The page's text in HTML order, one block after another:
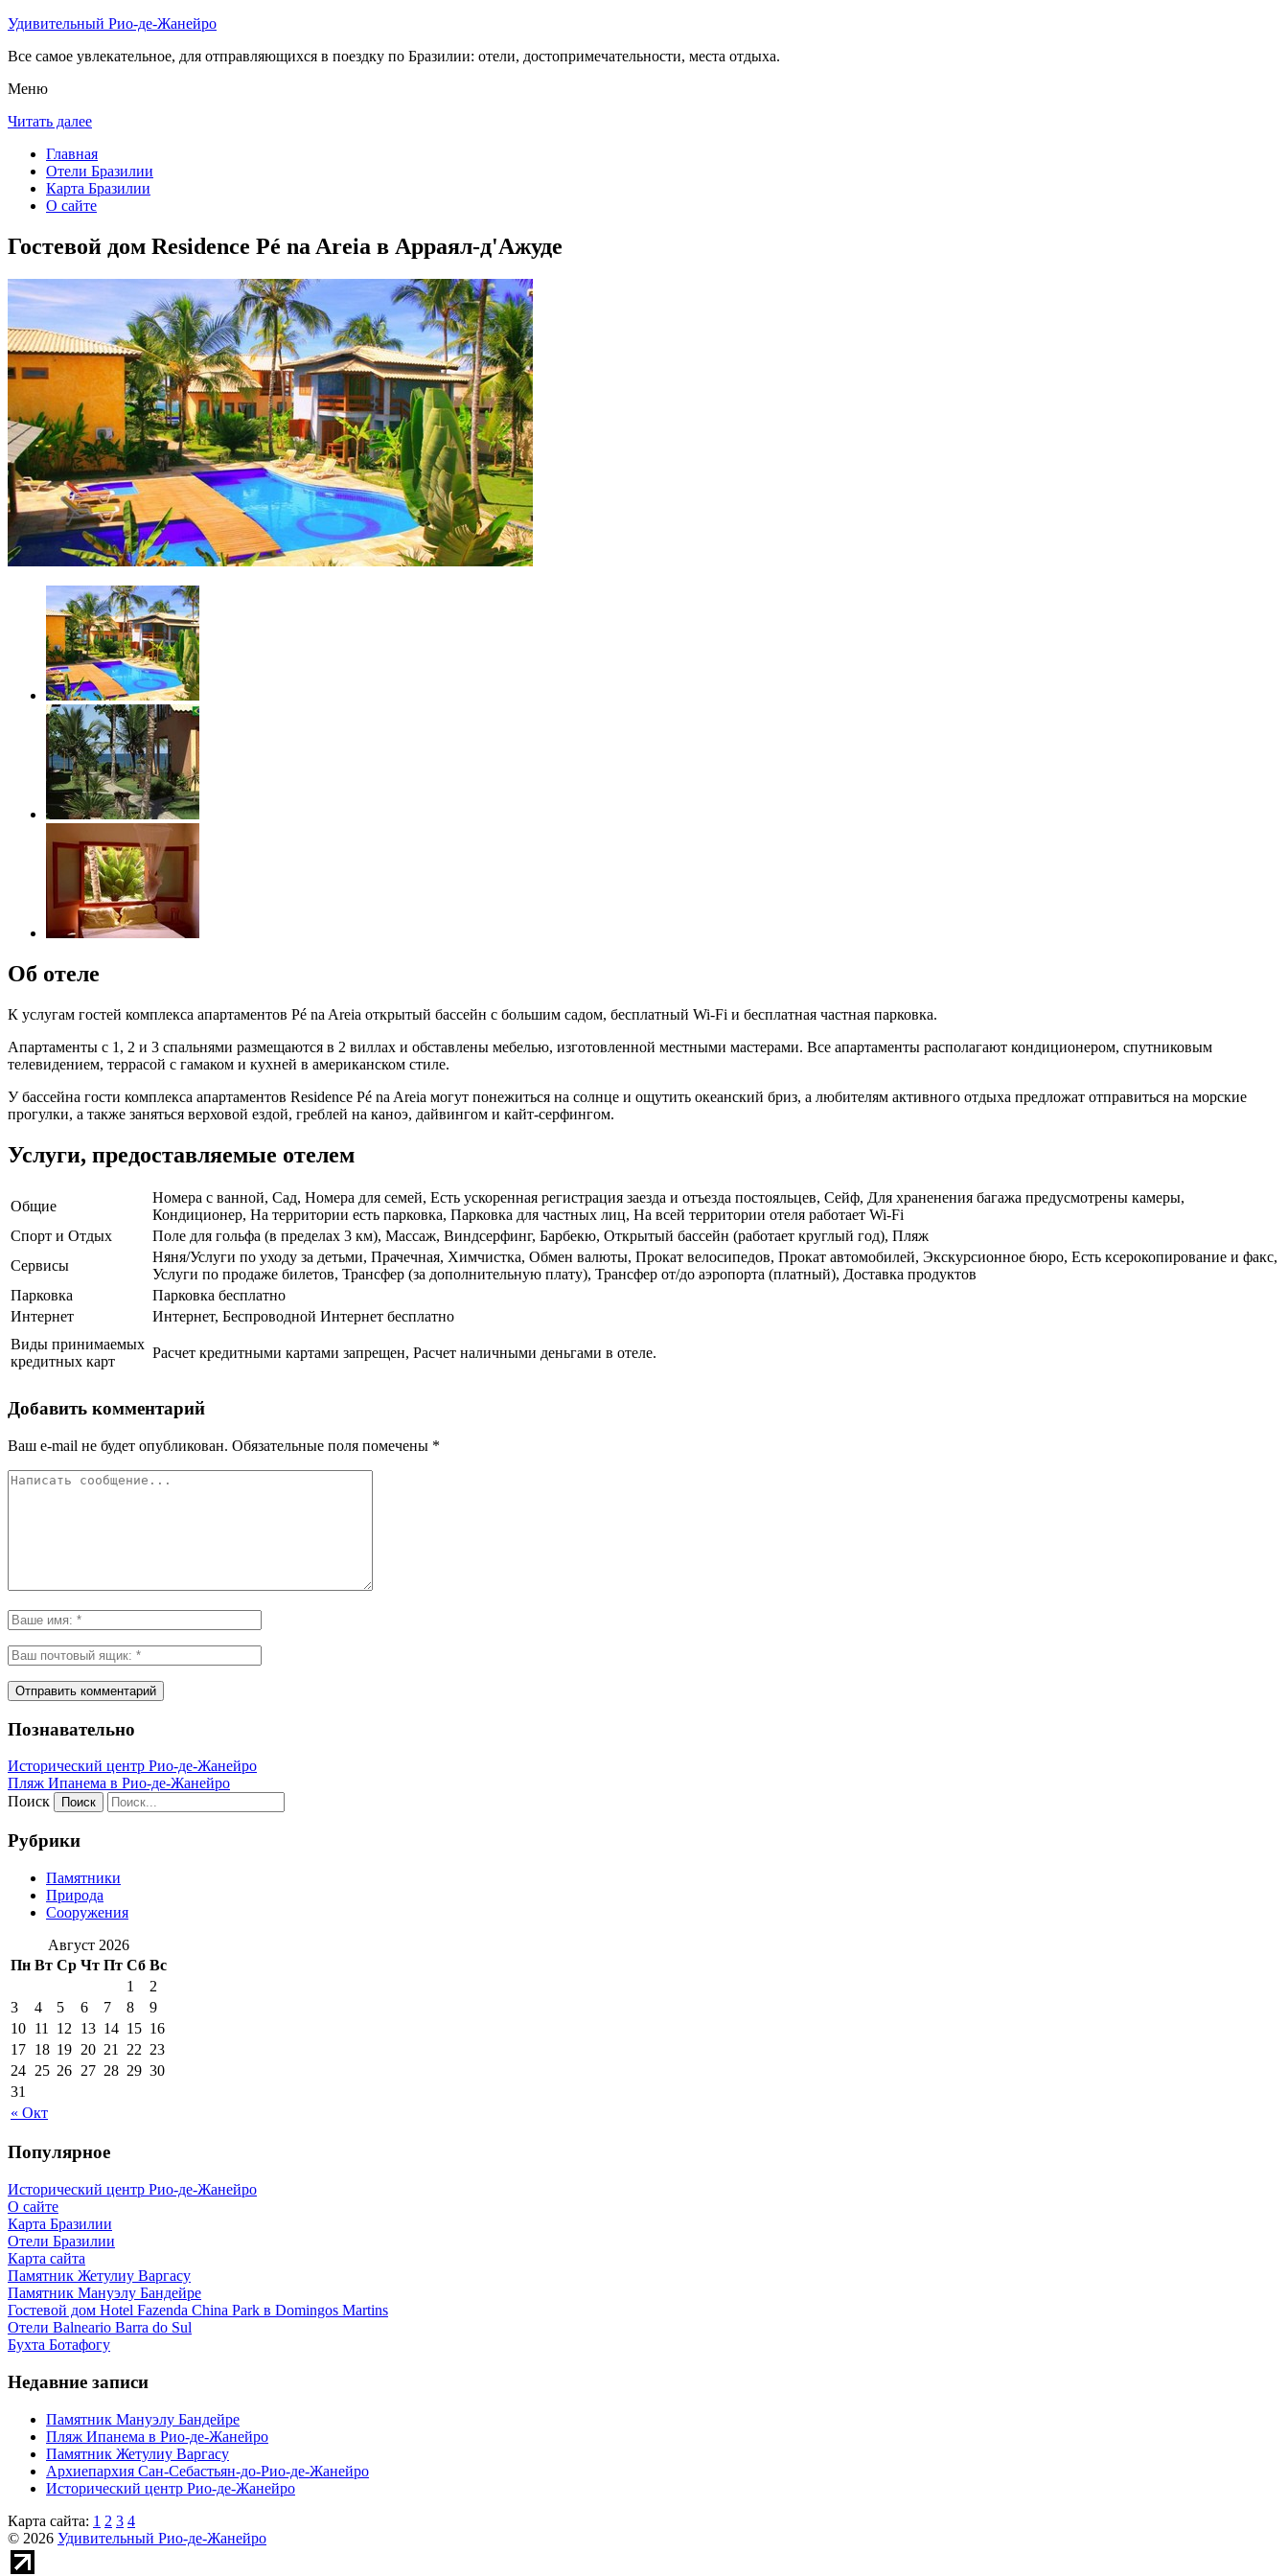
Удивительный Рио-де-Жанейро
Все самое увлекательное, для отправляющихся в поездку по Бразилии: отели, достопримечательности, места отдыха.
Меню
Читать далее
Главная
Отели Бразилии
Карта Бразилии
О сайте
Гостевой дом Residence Pé na Areia в Арраял-д'Ажуде
Об отеле
К услугам гостей комплекса апартаментов Pé na Areia открытый бассейн с большим садом, бесплатный Wi-Fi и бесплатная частная парковка.
Апартаменты с 1, 2 и 3 спальнями размещаются в 2 виллах и обставлены мебелью, изготовленной местными мастерами. Все апартаменты располагают кондиционером, спутниковым
телевидением, террасой с гамаком и кухней в американском стиле.
У бассейна гости комплекса апартаментов Residence Pé na Areia могут понежиться на солнце и ощутить океанский бриз, а любителям активного отдыха предложат отправиться на морские
прогулки, а также заняться верховой ездой, греблей на каноэ, дайвингом и кайт-серфингом.
Услуги, предоставляемые отелем
Общие
Номера с ванной, Сад, Номера для семей, Есть ускоренная регистрация заезда и отъезда постояльцев, Сейф, Для храненения багажа предусмотрены камеры,
Кондиционер, На территории есть парковка, Парковка для частных лиц, На всей территории отеля работает Wi-Fi
Спорт и Отдых
Поле для гольфа (в пределах 3 км), Массаж, Виндсерфинг, Барбекю, Открытый бассейн (работает круглый год), Пляж
Сервисы
Няня/Услуги по уходу за детьми, Прачечная, Химчистка, Обмен валюты, Прокат велосипедов, Прокат автомобилей, Экскурсионное бюро, Есть ксерокопирование и факс,
Услуги по продаже билетов, Трансфер (за дополнительную плату), Трансфер от/до аэропорта (платный), Доставка продуктов
Парковка
Парковка бесплатно
Интернет
Интернет, Беспроводной Интернет бесплатно
Виды принимаемых
кредитных карт
Расчет кредитными картами запрещен, Расчет наличными деньгами в отеле.
Добавить комментарий
Ваш e-mail не будет опубликован. Обязательные поля помечены *
Познавательно
Исторический центр Рио-де-Жанейро
Пляж Ипанема в Рио-де-Жанейро
Поиск
Рубрики
Памятники
Природа
Сооружения
Август 2026
Пн Вт Ср Чт Пт Сб Вс
« Окт
1
2
3
4 5 6 7 8
9
10 11 12 13 14 15 16
17 18 19 20 21 22 23
24 25 26 27 28 29 30
31
Популярное
Исторический центр Рио-де-Жанейро
О сайте
Карта Бразилии
Отели Бразилии
Карта сайта
Памятник Жетулиу Варгасу
Памятник Мануэлу Бандейре
Гостевой дом Hotel Fazenda China Park в Domingos Martins
Отели Balneario Barra do Sul
Бухта Ботафогу
Недавние записи
Памятник Мануэлу Бандейре
Пляж Ипанема в Рио-де-Жанейро
Памятник Жетулиу Варгасу
Архиепархия Сан-Себастьян-до-Рио-де-Жанейро
Исторический центр Рио-де-Жанейро
Карта сайта: 1 2 3 4
© 2026 Удивительный Рио-де-Жанейро